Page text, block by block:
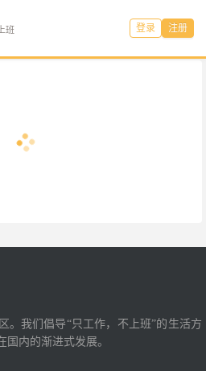
班 登录 注册
。我们倡导“只工作，不上班”的生活方
内的渐进式发展。